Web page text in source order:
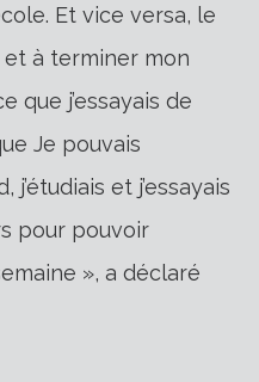
Et vice versa, le
et à terminer mon
que j’essayais de
Je pouvais
j’étudiais et j’essayais
pour pouvoir
», a déclaré